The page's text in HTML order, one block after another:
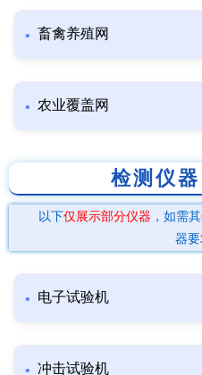
畜禽养殖网
农业覆盖网
检测仪器
以下仅展示部分仪器 ，如需
器要
电子试验机
冲击试验机